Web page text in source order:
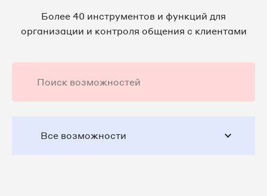
Более 40 инструментов и функций для
организации и контроля общения с клиентами
Все возможности